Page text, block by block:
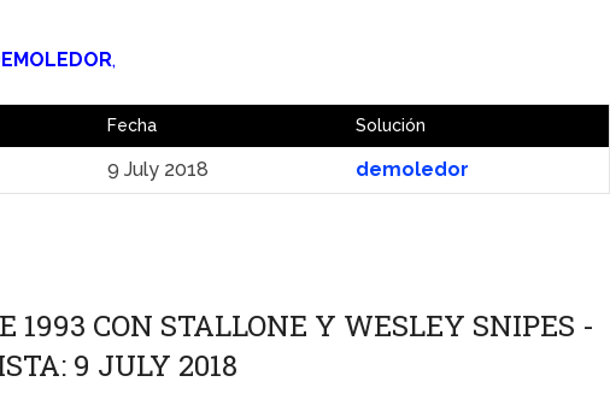
,
Fecha Solución
9 July 2018 demoledor
1993 CON STALLONE Y WESLEY SNIPES -
9 JULY 2018